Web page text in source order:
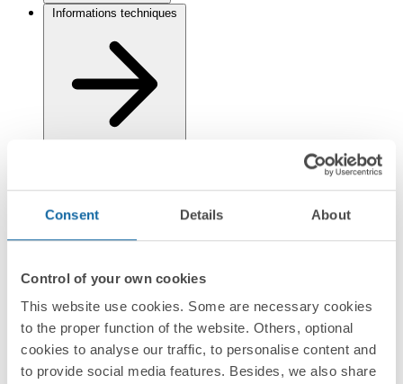
Consent Details About
Control of your own cookies
This website use cookies. Some are necessary cookies
to the proper function of the website. Others, optional
cookies to analyse our traffic, to personalise content and
to provide social media features. Besides, we also share
Réglementation et informations environnementales